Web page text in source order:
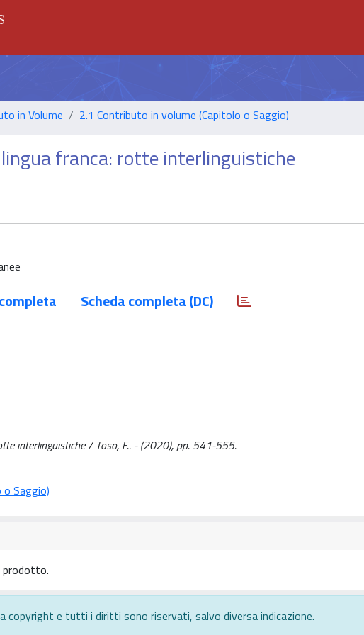
in Volume 2.1 Contributo in volume (Capitolo o Saggio)
franca: rotte interlinguistiche
Scheda completa (DC)
interlinguistiche / Toso, F.. - (2020), pp. 541-555.
Saggio)
prodotto.
copyright e tutti i diritti sono riservati, salvo diversa indicazione.